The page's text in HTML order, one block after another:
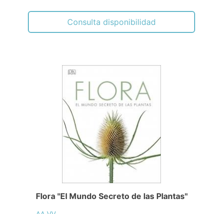
Consulta disponibilidad
Flora "El Mundo Secreto de las Plantas"